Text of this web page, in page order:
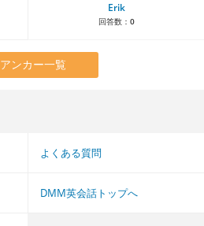
Erik
回答数： 0
アンカー一覧
よくある質問
DMM英会話トップへ